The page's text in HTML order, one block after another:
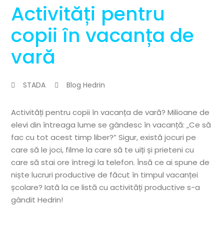
Activități pentru
copii în vacanța de
vară
STADA Blog Hedrin
Activități pentru copii în vacanța de vară? Milioane de
elevi din întreaga lume se gândesc în vacanță: „Ce să
fac cu tot acest timp liber?” Sigur, există jocuri pe
care să le joci, filme la care să te uiți și prieteni cu
care să stai ore întregi la telefon. Însă ce ai spune de
niște lucruri productive de făcut în timpul vacanței
școlare? Iată la ce listă cu activități productive s-a
gândit Hedrin!